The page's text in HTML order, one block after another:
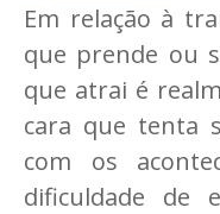
Em relação à
que prende ou
que atrai é
cara que tenta
com os
dificuldade de